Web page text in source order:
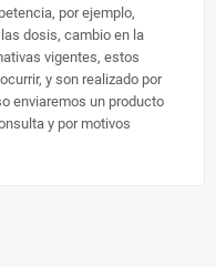
por ejemplo,
dosis, cambio en la
vigentes, estos
y son realizado por
enviaremos un producto
y por motivos